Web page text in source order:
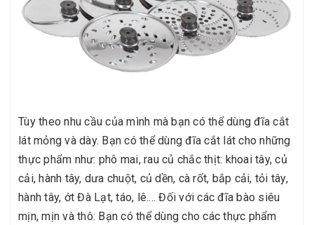
Tùy theo nhu cầu của mình mà bạn có thể dùng đĩa cắt
lát mỏng và dày. Bạn có thể dùng đĩa cắt lát cho những
thực phẩm như: phô mai, rau củ chắc thịt: khoai tây, củ
cải, hành tây, dưa chuột, củ dền, cà rốt, bắp cải, tỏi tây,
hành tây, ớt Đà Lạt, táo, lê.... Đối với các đĩa bào siêu
mịn, mịn và thô: Bạn có thể dùng cho các thực phẩm